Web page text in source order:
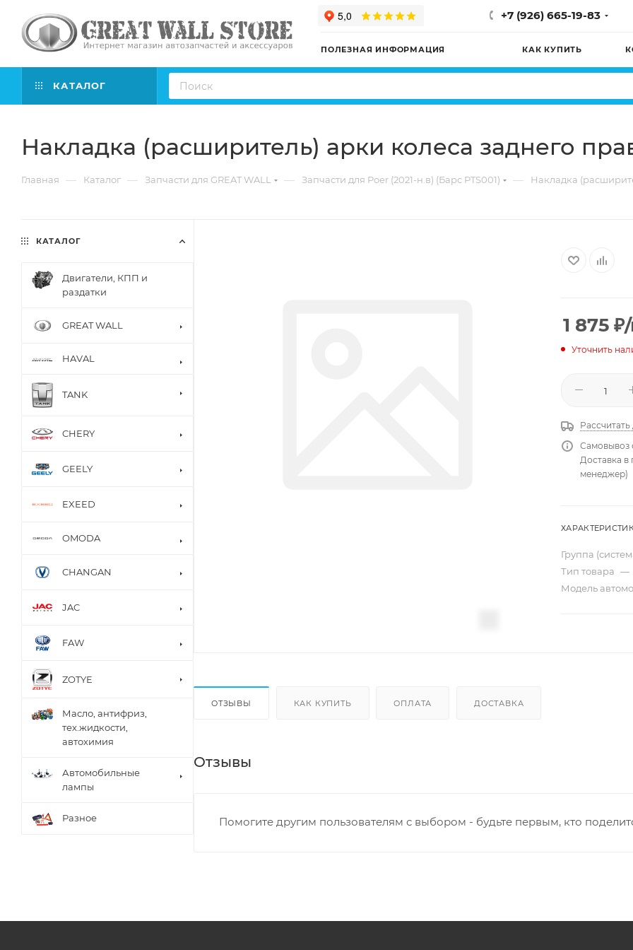
+7 (926) 665-19-83
ПОЛЕЗНАЯ ИНФОРМАЦИЯ КАК КУПИТЬ
КАТАЛОГ
Накладка (расширитель) арки колеса заднего
Главная — Каталог — Запчасти для GREAT WALL — Запчасти для Poer (2021-н.в) (Барс PTS001) — Накладка
1 875 ₽
Уточнить
Рассчитать
Самовывоз
Доставка
менеджер)
Группа
Тип товара —
Модель
ОТЗЫВЫ КАК КУПИТЬ ОПЛАТА ДОСТАВКА
Отзывы
Помогите другим пользователям с выбором - будьте первым, кто
КАТАЛОГ
Двигатели, КПП и
раздатки
GREAT WALL
HAVAL
TANK
CHERY
GEELY
EXEED
OMODA
CHANGAN
JAC
FAW
ZOTYE
Масло, антифриз,
тех.жидкости,
автохимия
Автомобильные
лампы
Разное